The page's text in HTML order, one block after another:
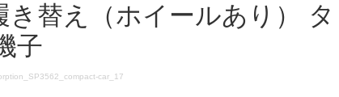
き替え（ホイールあり） タ
子
car_17